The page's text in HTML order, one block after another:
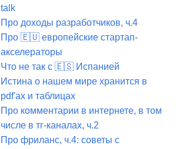
talk
Про доходы разработчиков, ч.4
Про 🇪🇺 европейские стартап-
акселераторы
Что не так с 🇪🇸 Испанией
Истина о нашем мире хранится в
pdf'ах и таблицах
Про комментарии в интернете, в том
числе в тг-каналах, ч.2
Про фриланс, ч.4: советы с